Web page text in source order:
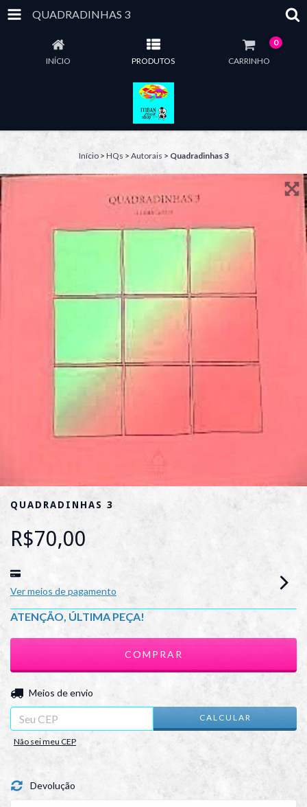
QUADRADINHAS 3
INÍCIO PRODUTOS CARRINHO
0
Início > HQs > Autorais > Quadradinhas 3
QUADRADINHAS 3
R$70,00
Ver meios de pagamento
ATENÇÃO, ÚLTIMA PEÇA!
Entregas para o CEP:
Meios de envio
CALCULAR
Não sei meu CEP
Devolução